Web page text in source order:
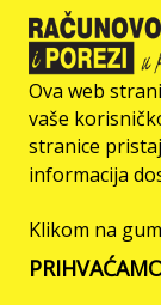
Stručni
Oporezivanje
PDV kod
Registriranje za
identifikacijskog
Novi Obrazac
Ova web
vaše
stranice
informacija
Klikom na
PRIHVAĆAM